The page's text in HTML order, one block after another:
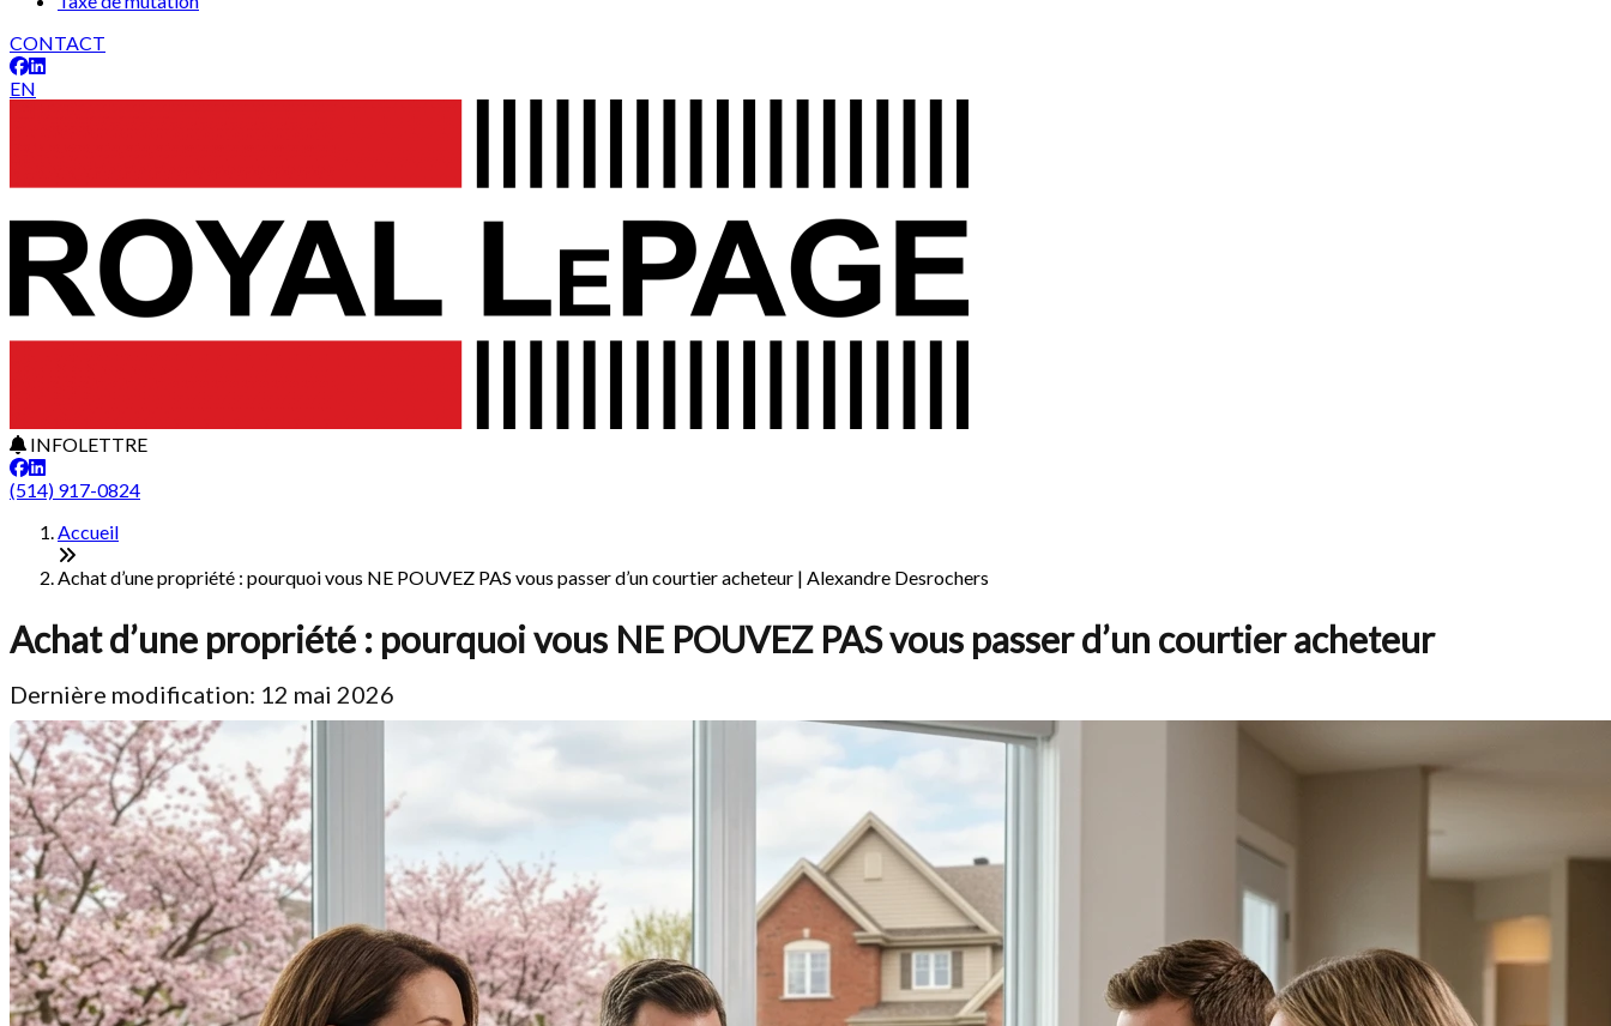
CONTACT
EN
INFOLETTRE
(514) 917-0824
Accueil
Achat d’une propriété : pourquoi vous NE POUVEZ PAS vous passer d’un courtier acheteur | Alexandre Desrochers
Achat d’une propriété : pourquoi vous NE POUVEZ PAS vous passer d’un courtier acheteur
Dernière modification: 12 mai 2026